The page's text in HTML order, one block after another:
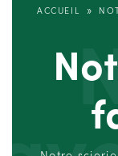
ACCUEIL »